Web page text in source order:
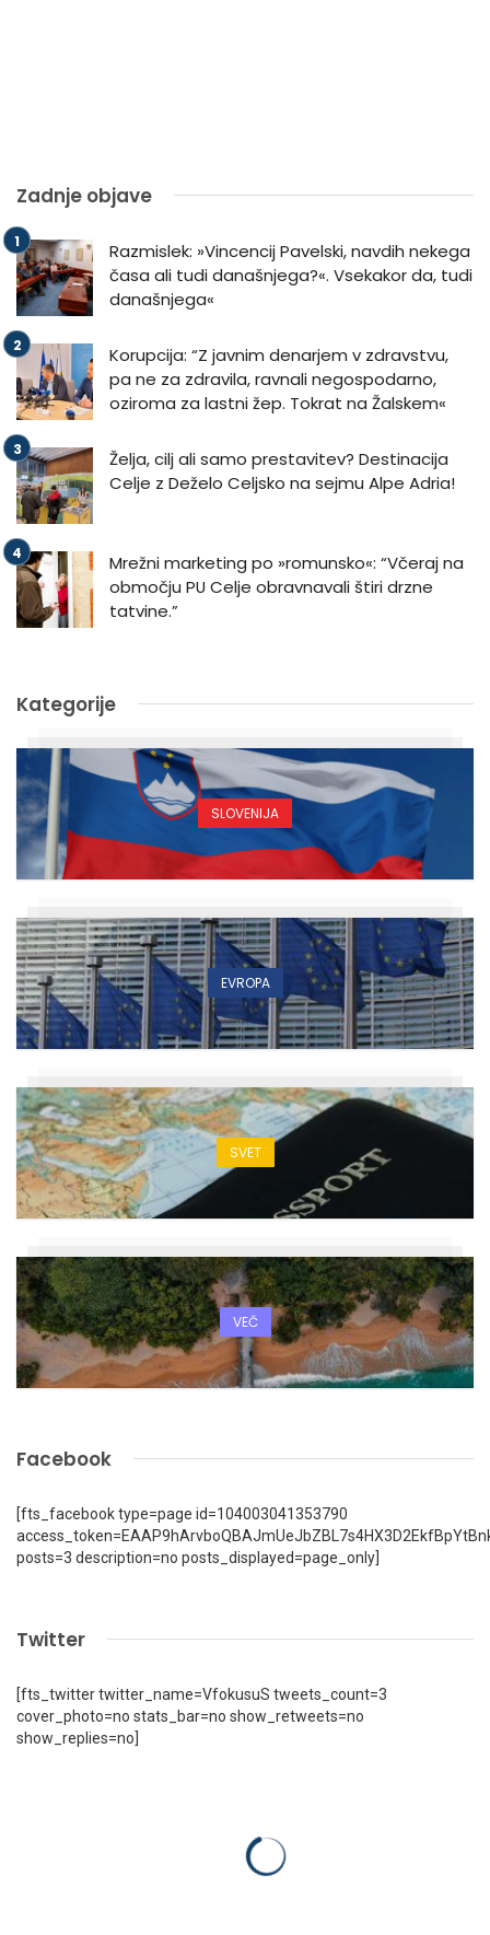
Zadnje objave
Razmislek: »Vincencij Pavelski, navdih nekega
časa ali tudi današnjega?«. Vsekakor da, tudi
današnjega«
Korupcija: “Z javnim denarjem v zdravstvu,
pa ne za zdravila, ravnali negospodarno,
oziroma za lastni žep. Tokrat na Žalskem«
Želja, cilj ali samo prestavitev? Destinacija
Celje z Deželo Celjsko na sejmu Alpe Adria!
Mrežni marketing po »romunsko«: “Včeraj na
območju PU Celje obravnavali štiri drzne
tatvine.”
Kategorije
SLOVENIJA
EVROPA
SVET
VEČ
Facebook
[fts_facebook type=page id=104003041353790
posts=3 description=no posts_displayed=page_only]
Twitter
[fts_twitter twitter_name=VfokusuS tweets_count=3
cover_photo=no stats_bar=no show_retweets=no
show_replies=no]